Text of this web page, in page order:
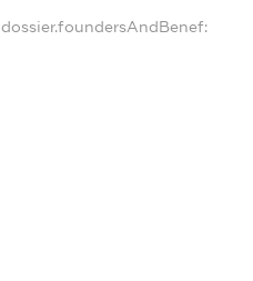
dossier.foundersAndBenef: